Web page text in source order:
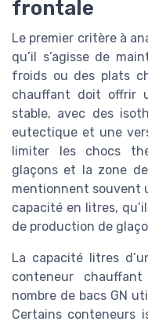
frontale
Le premier critère à
qu’il s’agisse de
froids ou des plats
chauffant doit offrir
stable, avec des
eutectique et une
limiter les chocs
glaçons et la zone
mentionnent souvent
capacité en litres,
de production de
La capacité litres
conteneur
nombre de bacs GN
Certains conteneurs